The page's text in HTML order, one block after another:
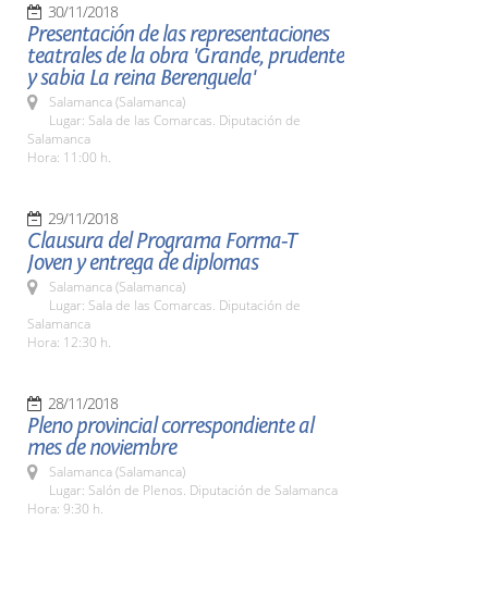
30/11/2018
Presentación de las representaciones
teatrales de la obra 'Grande, prudente
y sabia La reina Berenguela'
Salamanca (Salamanca)
Lugar: Sala de las Comarcas. Diputación de
Salamanca
Hora: 11:00 h.
29/11/2018
Clausura del Programa Forma-T
Joven y entrega de diplomas
Salamanca (Salamanca)
Lugar: Sala de las Comarcas. Diputación de
Salamanca
Hora: 12:30 h.
28/11/2018
Pleno provincial correspondiente al
mes de noviembre
Salamanca (Salamanca)
Lugar: Salón de Plenos. Diputación de Salamanca
Hora: 9:30 h.